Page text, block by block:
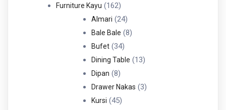
Produk
Furniture Kayu 162162
Produk
Almari 2424
Produk
Bale Bale 88
Bufet 3434
Produk
Dining Table 1313
Dipan 88
Produk
Drawer Nakas 33
Kursi 4545